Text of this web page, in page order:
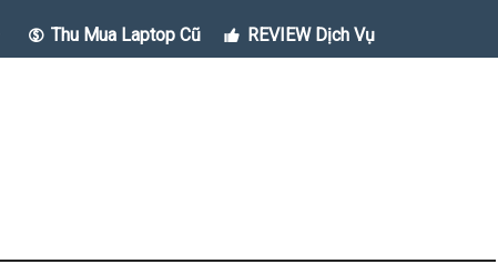
Thu Mua Laptop Cũ REVIEW Dịch Vụ